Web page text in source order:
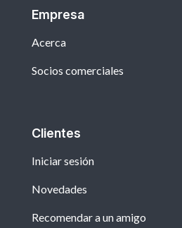
Empresa
Acerca
Socios comerciales
Clientes
Iniciar sesión
Novedades
Recomendar a un amigo